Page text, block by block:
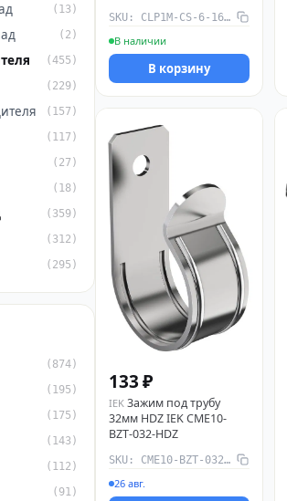
(13)
(2)
(455)
(229)
(157)
(117)
(27)
(18)
(359)
(312)
(295)
(874)
(195)
(175)
(143)
(112)
(91)
SKU: CLP1M-CS-6-16-HDZ
В наличии
В корзину
133 ₽
IEK 3ажим под трубу
32мм HDZ IEK CME10-
BZT-032-HDZ
SKU: CME10-BZT-032-HDZ
26 авг.